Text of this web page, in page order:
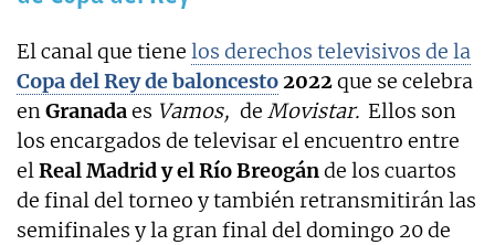
El canal que tiene los derechos televisivos de la
Copa del Rey de baloncesto2022que se celebra
enGranadaes Vamos, de Movistar. Ellos son
los encargados de televisar el encuentro entre
elReal Madrid y el Río Breogánde los cuartos
de final del torneo y también retransmitirán las
semifinales y la gran final del domingo 20 de